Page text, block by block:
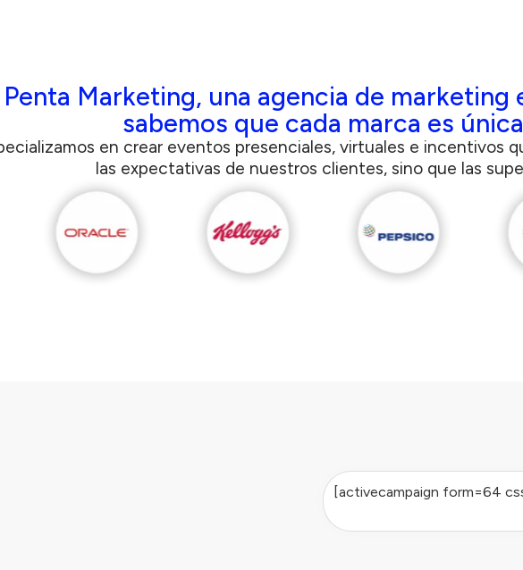
Penta Marketing, una agencia de marketing
sabemos que cada marca es única
en crear eventos presenciales, virtuales e incentivos
las expectativas de nuestros clientes, sino que las
[activecampaign form=64